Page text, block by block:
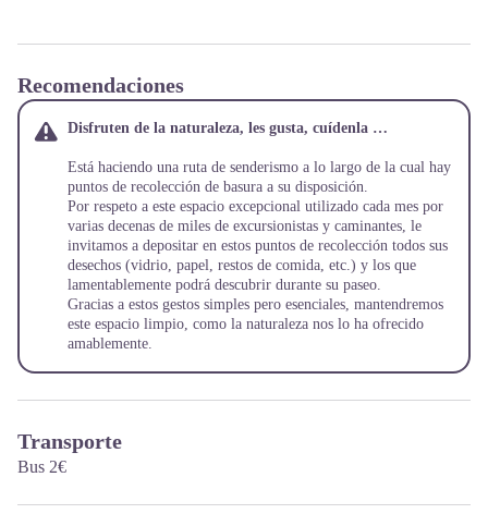
Recomendaciones
Disfruten de la naturaleza, les gusta, cuídenla …
Está haciendo una ruta de senderismo a lo largo de la cual hay
puntos de recolección de basura a su disposición.
Por respeto a este espacio excepcional utilizado cada mes por
varias decenas de miles de excursionistas y caminantes, le
invitamos a depositar en estos puntos de recolección todos sus
desechos (vidrio, papel, restos de comida, etc.) y los que
lamentablemente podrá descubrir durante su paseo.
Gracias a estos gestos simples pero esenciales, mantendremos
este espacio limpio, como la naturaleza nos lo ha ofrecido
amablemente.
Transporte
Bus 2€